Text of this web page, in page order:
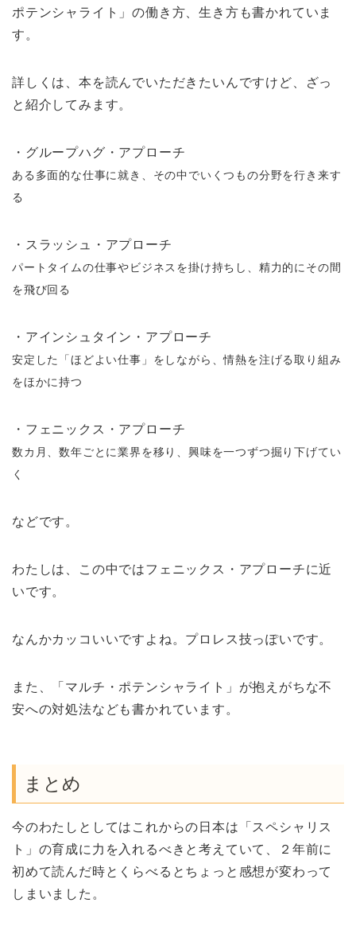
ポテンシャライト」の働き方、生き方も書かれていま
す。
詳しくは、本を読んでいただきたいんですけど、ざっ
と紹介してみます。
・グループハグ・アプローチ
ある多面的な仕事に就き、その中でいくつもの分野を行き来す
る
・スラッシュ・アプローチ
パートタイムの仕事やビジネスを掛け持ちし、精力的にその間
を飛び回る
・アインシュタイン・アプローチ
安定した「ほどよい仕事」をしながら、情熱を注げる取り組み
をほかに持つ
・フェニックス・アプローチ
数カ月、数年ごとに業界を移り、興味を一つずつ掘り下げてい
く
などです。
わたしは、この中ではフェニックス・アプローチに近
いです。
なんかカッコいいですよね。プロレス技っぽいです。
また、「マルチ・ポテンシャライト」が抱えがちな不
安への対処法なども書かれています。
まとめ
今のわたしとしてはこれからの日本は「スペシャリス
ト」の育成に力を入れるべきと考えていて、２年前に
初めて読んだ時とくらべるとちょっと感想が変わって
しまいました。